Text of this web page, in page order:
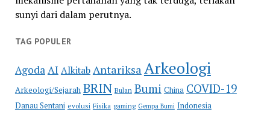
sunyi dari dalam perutnya.
TAG POPULER
AgodaAI Alkitab Antariksa Arkeologi
Arkeologi/Sejarah BRIN Bulan Bumi China COVID-19
Danau Sentani evolusi Fisika gaming Gempa Bumi Indonesia